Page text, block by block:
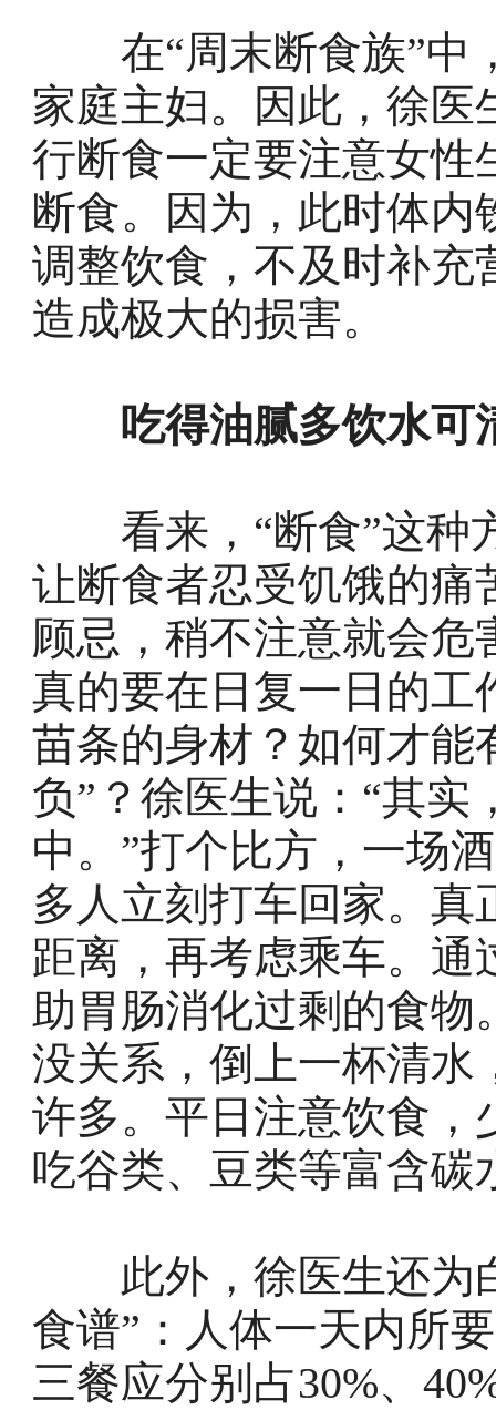
在“周末断食族”中
家庭主妇。因此，徐医
行断食一定要注意女性
断食。因为，此时体
调整饮食，不及时补充
造成极大的损害。
吃得油腻多饮水可
看来，“断食”这种
让断食者忍受饥饿的痛
顾忌，稍不注意就会
真的要在日复一日的工
苗条的身材？如何才能
负”？徐医生说：“其
中。”打个比方，一场
多人立刻打车回家。
距离，再考虑乘车。
助胃肠消化过剩的食物
没关系，倒上一杯清水
许多。平日注意饮食，
吃谷类、豆类等富含碳
此外，徐医生还为
食谱”：人体一天内所
三餐应分别占30%、